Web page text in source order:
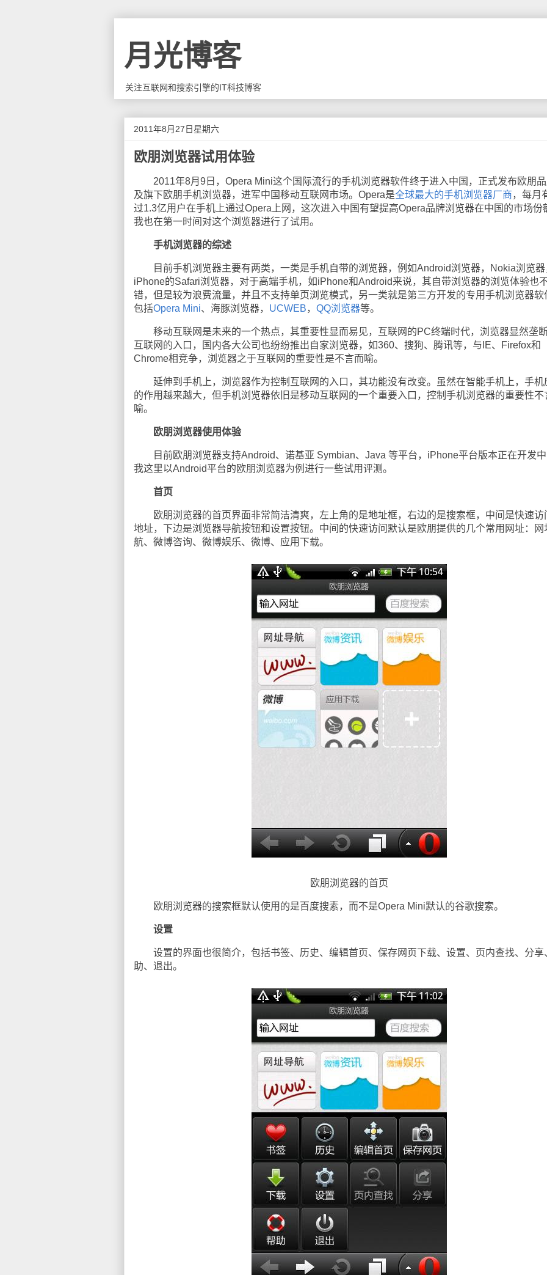
月光博客
关注互联网和搜索引擎的IT科技博客
2011年8月27日星期六
欧朋浏览器试用体验
2011年8月9日，Opera Mini这个国际流行的手机浏览器软件终于进入中国，正式发布欧朋
及旗下欧朋手机浏览器，进军中国移动互联网市场。Opera是全球最大的手机浏览器厂商，每月
过1.3亿用户在手机上通过Opera上网，这次进入中国有望提高Opera品牌浏览器在中国的市场份
我也在第一时间对这个浏览器进行了试用。
手机浏览器的综述
目前手机浏览器主要有两类，一类是手机自带的浏览器，例如Android浏览器，Nokia浏览器
iPhone的Safari浏览器，对于高端手机，如iPhone和Android来说，其自带浏览器的浏览体验也
错，但是较为浪费流量，并且不支持单页浏览模式，另一类就是第三方开发的专用手机浏览器软
包括Opera Mini、海豚浏览器， UCWEB， QQ浏览器等。
移动互联网是未来的一个热点，其重要性显而易见，互联网的PC终端时代，浏览器显然垄
互联网的入口，国内各大公司也纷纷推出自家浏览器，如360、搜狗、腾讯等，与IE、Firefox和
Chrome相竞争，浏览器之于互联网的重要性是不言而喻。
延伸到手机上，浏览器作为控制互联网的入口，其功能没有改变。虽然在智能手机上，手机
的作用越来越大，但手机浏览器依旧是移动互联网的一个重要入口，控制手机浏览器的重要性不
喻。
欧朋浏览器使用体验
目前欧朋浏览器支持Android、诺基亚 Symbian、Java 等平台，iPhone平台版本正在开发
我这里以Android平台的欧朋浏览器为例进行一些试用评测。
首页
欧朋浏览器的首页界面非常简洁清爽，左上角的是地址框，右边的是搜索框，中间是快速访
地址，下边是浏览器导航按钮和设置按钮。中间的快速访问默认是欧朋提供的几个常用网址：网
航、微博咨询、微博娱乐、微博、应用下载。
欧朋浏览器的首页
欧朋浏览器的搜索框默认使用的是百度搜素，而不是Opera Mini默认的谷歌搜索。
设置
设置的界面也很简介，包括书签、历史、编辑首页、保存网页下载、设置、页内查找、分享
助、退出。